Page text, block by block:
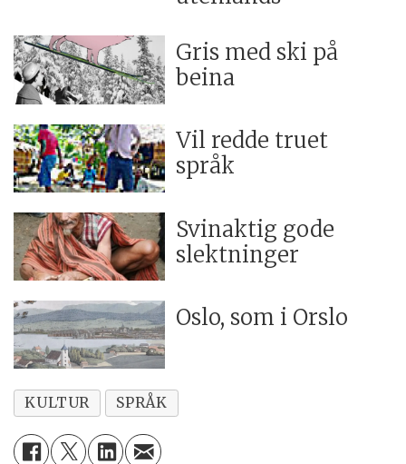
Gris med ski på
beina
Vil redde truet
språk
Svinaktig gode
slektninger
Oslo, som i Orslo
KULTUR SPRÅK